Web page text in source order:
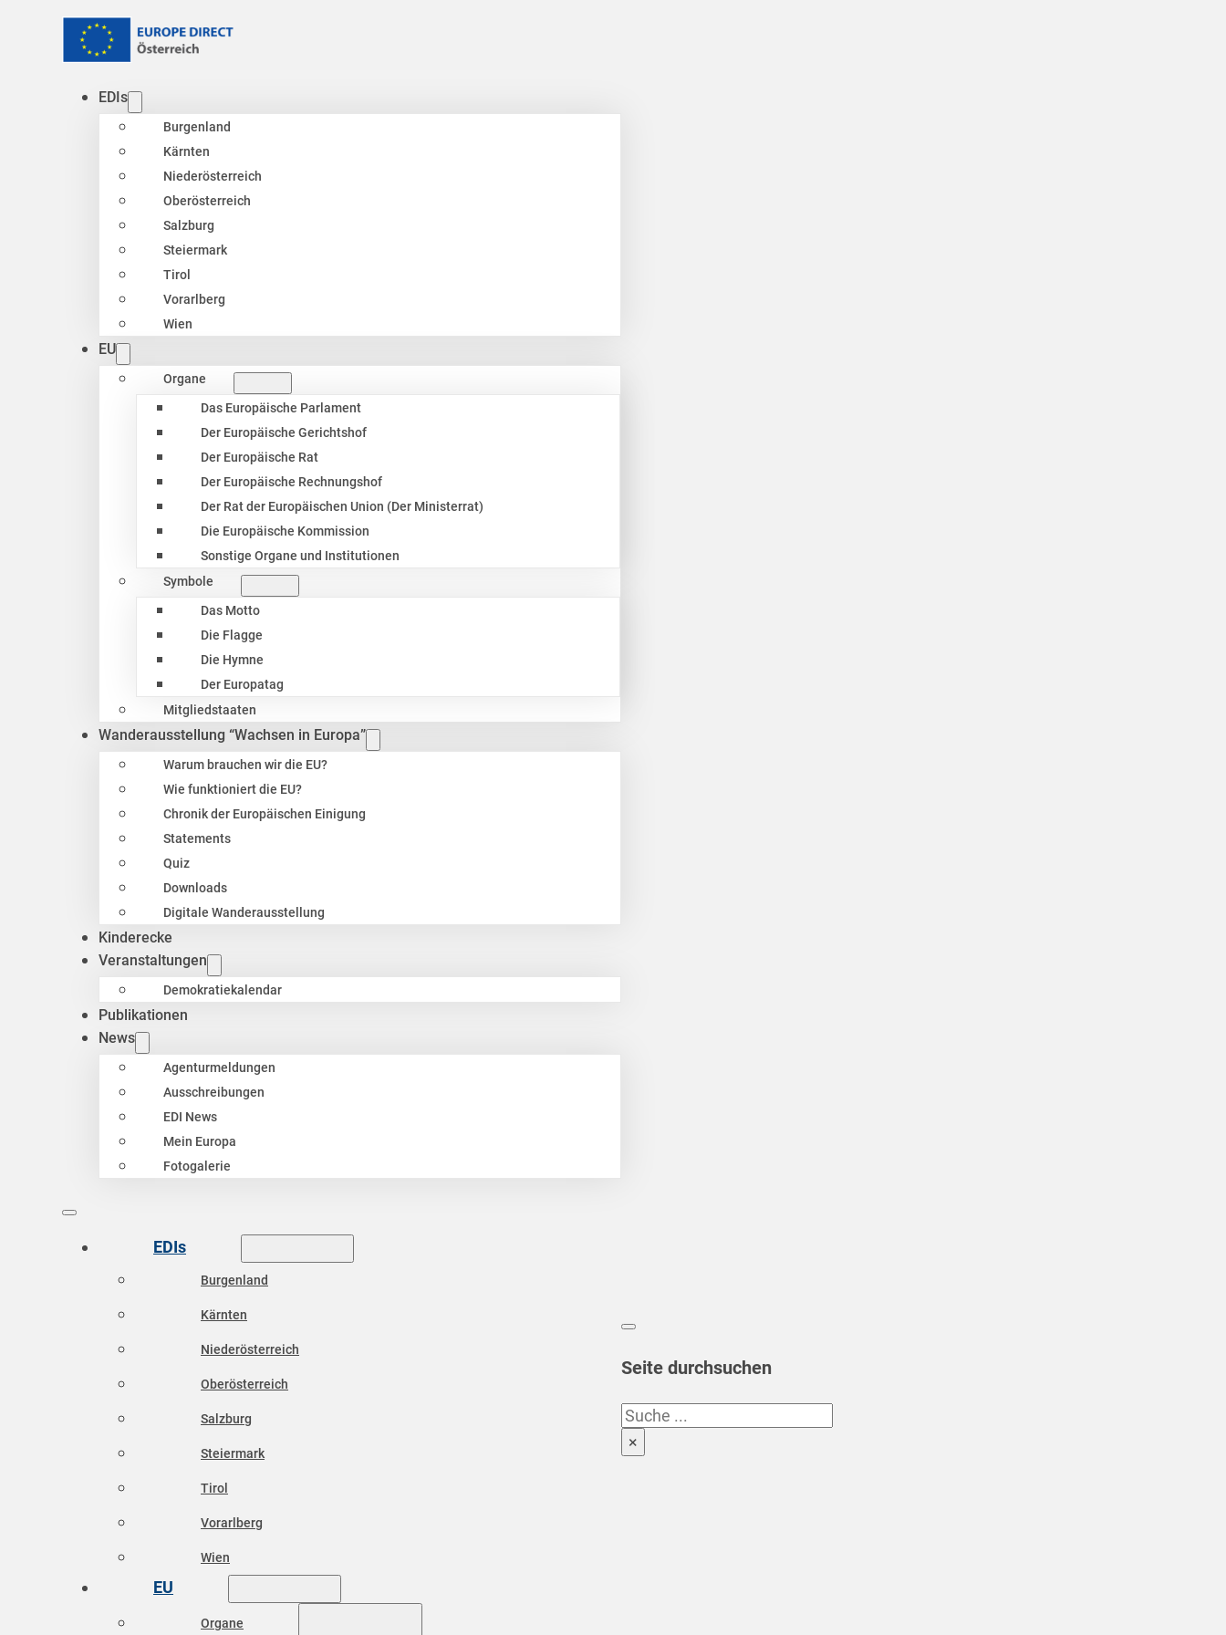
EDIs
Burgenland
Kärnten
Niederösterreich
Oberösterreich
Salzburg
Steiermark
Tirol
Vorarlberg
Wien
EU
Organe
Das Europäische Parlament
Der Europäische Gerichtshof
Der Europäische Rat
Der Europäische Rechnungshof
Der Rat der Europäischen Union (Der Ministerrat)
Die Europäische Kommission
Sonstige Organe und Institutionen
Symbole
Das Motto
Die Flagge
Die Hymne
Der Europatag
Mitgliedstaaten
Wanderausstellung “Wachsen in Europa”
Warum brauchen wir die EU?
Wie funktioniert die EU?
Chronik der Europäischen Einigung
Statements
Quiz
Downloads
Digitale Wanderausstellung
Kinderecke
Veranstaltungen
Demokratiekalendar
Publikationen
News
Agenturmeldungen
Ausschreibungen
EDI News
Mein Europa
Fotogalerie
EDIs
Burgenland
Kärnten
Niederösterreich
Oberösterreich
Salzburg
Steiermark
Tirol
Vorarlberg
Wien
EU
Organe
Seite durchsuchen
Suchen
×